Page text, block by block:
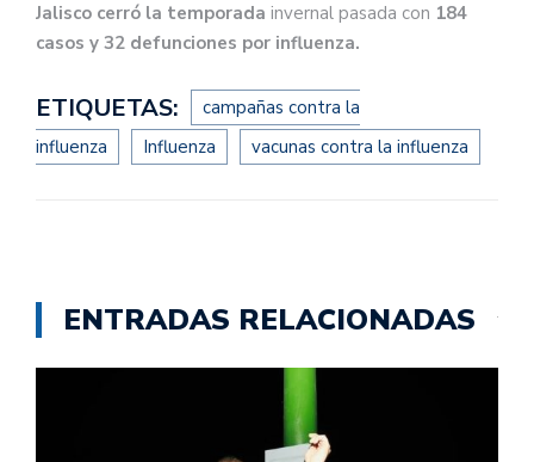
Jalisco cerró la temporada invernal pasada con 184
casos y 32 defunciones por influenza.
ETIQUETAS:
campañas contra la
influenza
Influenza vacunas contra la influenza
ENTRADAS RELACIONADAS